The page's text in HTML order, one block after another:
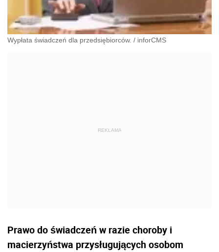
Wypłata świadczeń dla przedsiębiorców. / inforCMS
Prawo do świadczeń w razie choroby i
macierzyństwa przysługujących osobom